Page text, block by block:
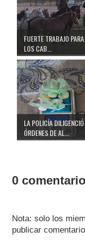
FUERTE TRABAJO
LOS CAB...
LA POLICÍA DILIGENCIÓ
ÓRDENES DE AL...
0
Nota: solo los
publicar